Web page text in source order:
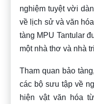
nghiệm tuyệt vời
về lịch sử và văn
tàng MPU Tantular
một nhà thơ và nhà
Tham quan bảo
các bộ sưu tập về
hiện vật văn hóa